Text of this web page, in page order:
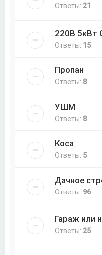
Ответы: 21
220В 5кВт
Ответы: 15
Пропан
Ответы: 8
УШМ
Ответы: 8
Коса
Ответы: 5
Дачное
Ответы: 96
Гараж или
Ответы: 25